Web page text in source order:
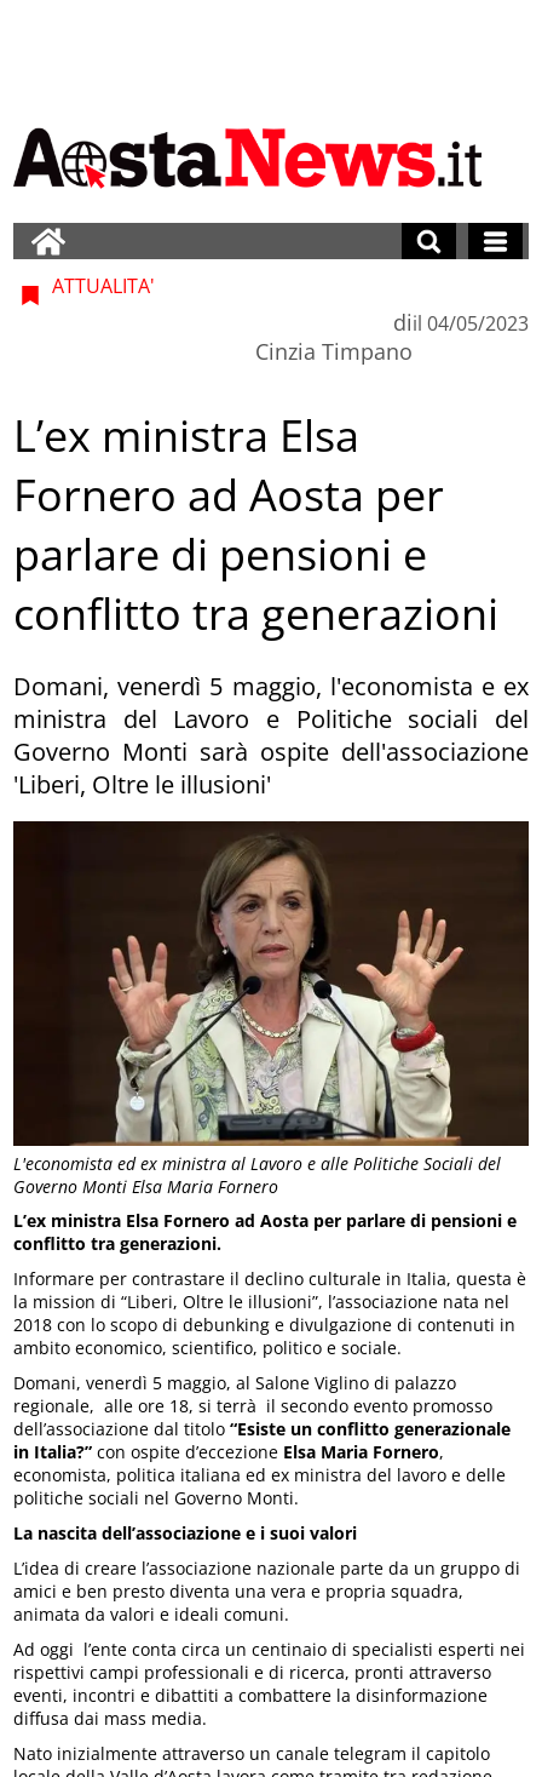
L'economista ed ex ministra al Lavoro e alle Politiche Sociali del
Governo Monti Elsa Maria Fornero
ATTUALITA'
di
Cinzia Timpano
il 04/05/2023
L’ex ministra Elsa
Fornero ad Aosta per
parlare di pensioni e
conflitto tra generazioni
Domani, venerdì 5 maggio, l'economista e ex
ministra del Lavoro e Politiche sociali del
Governo Monti sarà ospite dell'associazione
'Liberi, Oltre le illusioni'
L’ex ministra Elsa Fornero ad Aosta per parlare di pensioni e
conflitto tra generazioni.
Informare per contrastare il declino culturale in Italia, questa è
la mission di “Liberi, Oltre le illusioni”, l’associazione nata nel
2018 con lo scopo di debunking e divulgazione di contenuti in
ambito economico, scientifico, politico e sociale.
Domani, venerdì 5 maggio, al Salone Viglino di palazzo
regionale, alle ore 18, si terrà il secondo evento promosso
dell’associazione dal titolo “Esiste un conflitto generazionale
in Italia?” con ospite d’eccezione Elsa Maria Fornero,
economista, politica italiana ed ex ministra del lavoro e delle
politiche sociali nel Governo Monti.
La nascita dell’associazione e i suoi valori
L’idea di creare l’associazione nazionale parte da un gruppo di
amici e ben presto diventa una vera e propria squadra,
animata da valori e ideali comuni.
Ad oggi l’ente conta circa un centinaio di specialisti esperti nei
rispettivi campi professionali e di ricerca, pronti attraverso
eventi, incontri e dibattiti a combattere la disinformazione
diffusa dai mass media.
Nato inizialmente attraverso un canale telegram il capitolo